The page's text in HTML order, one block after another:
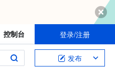
控制台 登录/注册
发布